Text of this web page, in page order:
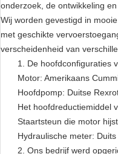
onderzoek, de ontwikkeling
Wij worden gevestigd in
met geschikte
verscheidenheid van
1. De hoofdconfiguraties
Motor: Amerikaans
Hoofdpomp: Duitse
Het hoofdreductiemiddel
Staartsteun die motor hijst:
Hydraulische meter: Duits
2. Ons bedrijf werd